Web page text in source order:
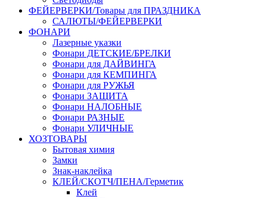
ФЕЙЕРВЕРКИ/Товары для ПРАЗДНИКА
САЛЮТЫ/ФЕЙЕРВЕРКИ
ФОНАРИ
Лазерные указки
Фонари ДЕТСКИЕ/БРЕЛКИ
Фонари для ДАЙВИНГА
Фонари для КЕМПИНГА
Фонари для РУЖЬЯ
Фонари ЗАЩИТА
Фонари НАЛОБНЫЕ
Фонари РАЗНЫЕ
Фонари УЛИЧНЫЕ
ХОЗТОВАРЫ
Бытовая химия
Замки
Знак-наклейка
КЛЕЙ/СКОТЧ/ПЕНА/Герметик
Клей